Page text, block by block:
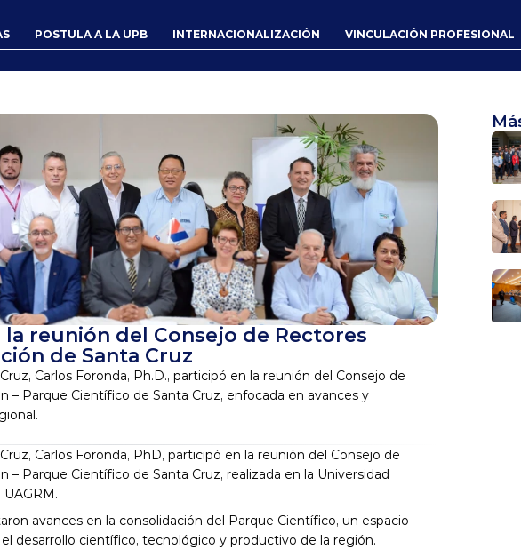
POSTULA A LA UPB INTERNACIONALIZACIÓN VINCULACIÓN PROFESIONAL
la reunión del Consejo de Rectores
de Santa Cruz
Carlos Foronda, Ph.D., participó en la reunión del Consejo de
– Parque Científico de Santa Cruz, enfocada en avances y
Carlos Foronda, PhD, participó en la reunión del Consejo de
– Parque Científico de Santa Cruz, realizada en la Universidad
avances en la consolidación del Parque Científico, un espacio
desarrollo científico, tecnológico y productivo de la región.